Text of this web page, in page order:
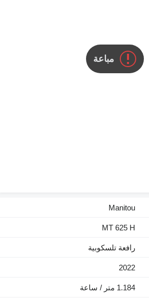
مباعة
Manitou
MT 625 H
رافعة تلسكوبية
2022
1.184 متر / ساعة